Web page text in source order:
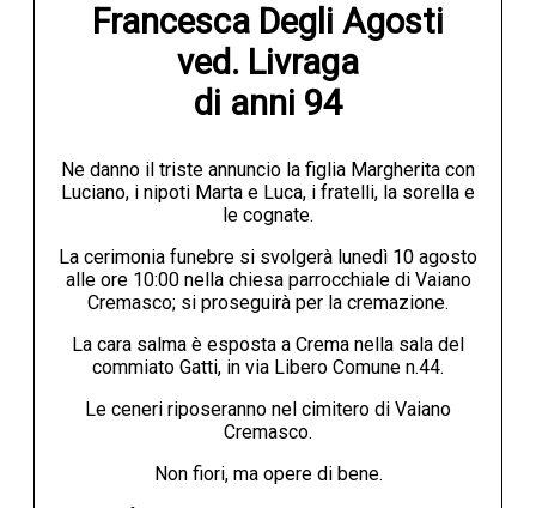
Francesca Degli Agosti
ved. Livraga
di anni 94
Ne danno il triste annuncio la figlia Margherita con
Luciano, i nipoti Marta e Luca, i fratelli, la sorella e
le cognate.
La cerimonia funebre si svolgerà lunedì 10 agosto
alle ore 10:00 nella chiesa parrocchiale di Vaiano
Cremasco; si proseguirà per la cremazione.
La cara salma è esposta a Crema nella sala del
commiato Gatti, in via Libero Comune n.44.
Le ceneri riposeranno nel cimitero di Vaiano
Cremasco.
Non fiori, ma opere di bene.